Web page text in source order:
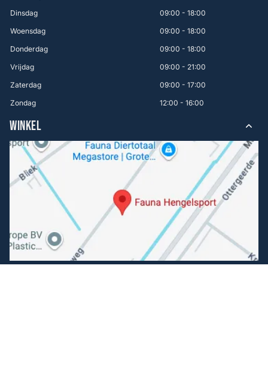
Dinsdag
09:00 - 18:00
Woensdag
09:00 - 18:00
Donderdag
09:00 - 18:00
Vrijdag
09:00 - 21:00
Zaterdag
09:00 - 17:00
Zondag
12:00 - 16:00
WINKEL